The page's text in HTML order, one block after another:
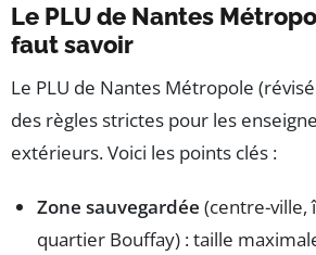
Le PLU de Nantes
faut savoir
Le PLU de Nantes Métropole
des règles strictes pour les
extérieurs. Voici les points clés :
Zone sauvegardée (centre-ville,
quartier Bouffay) : taille